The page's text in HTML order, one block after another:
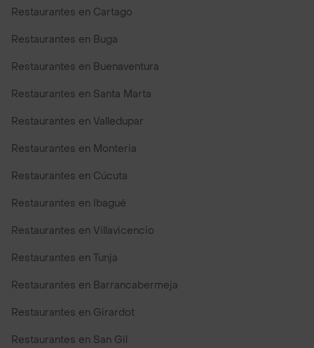
Restaurantes en Cartago
Restaurantes en Buga
Restaurantes en Buenaventura
Restaurantes en Santa Marta
Restaurantes en Valledupar
Restaurantes en Monteria
Restaurantes en Cúcuta
Restaurantes en Ibagué
Restaurantes en Villavicencio
Restaurantes en Tunja
Restaurantes en Barrancabermeja
Restaurantes en Girardot
Restaurantes en San Gil